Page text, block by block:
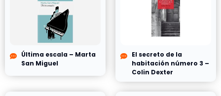
Última escala – Marta
San Miguel
El secreto de la
habitación número 3 –
Colin Dexter